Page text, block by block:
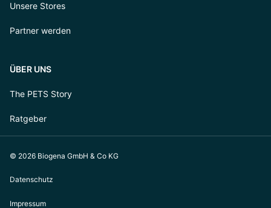
Unsere Stores
Partner werden
ÜBER UNS
The PETS Story
Ratgeber
© 2026 Biogena GmbH & Co KG
Datenschutz
Impressum